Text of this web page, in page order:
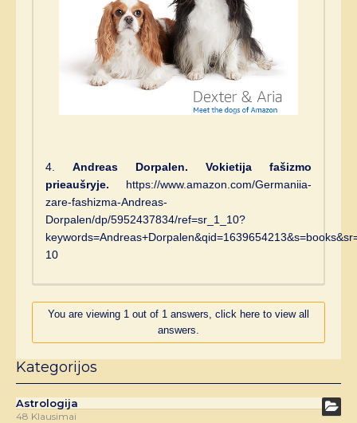
4. Andreas Dorpalen. Vokietija fašizmo
prieaušryje. https://www.amazon.com/Germaniia-
zare-fashizma-Andreas-
Dorpalen/dp/5952437834/ref=sr_1_10?
10
You are viewing 1 out of 1 answers, click here to view all
answers.
Kategorijos
Astrologija
48 Klausimai